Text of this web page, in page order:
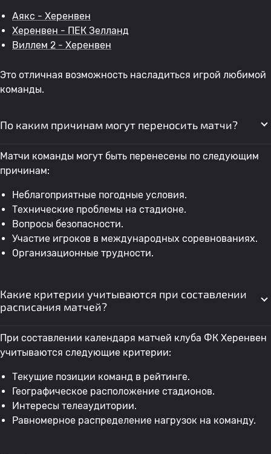
Аякс - Херенвен
Херенвен - ПЕК Зелланд
Виллем 2 - Херенвен
Это отличная возможность насладиться игрой любимой
команды.
По каким причинам могут переносить матчи?
Матчи команды могут быть перенесены по следующим
причинам:
Неблагоприятные погодные условия.
Технические проблемы на стадионе.
Вопросы безопасности.
Участие игроков в международных соревнованиях.
Организационные трудности.
Какие критерии учитываются при составлении
расписания матчей?
При составлении календаря матчей клуба ФК Херенвен
учитываются следующие критерии:
Текущие позиции команд в рейтинге.
Географическое расположение стадионов.
Интересы телеаудитории.
Равномерное распределение нагрузок на команду.